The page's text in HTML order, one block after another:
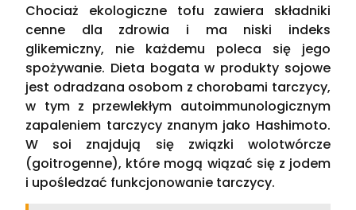
Chociaż ekologiczne tofu zawiera składniki
cenne dla zdrowia i ma niski indeks
glikemiczny, nie każdemu poleca się jego
spożywanie. Dieta bogata w produkty sojowe
jest odradzana osobom z chorobami tarczycy,
w tym z przewlekłym autoimmunologicznym
zapaleniem tarczycy znanym jako Hashimoto.
W soi znajdują się związki wolotwórcze
(goitrogenne), które mogą wiązać się z jodem
i upośledzać funkcjonowanie tarczycy.